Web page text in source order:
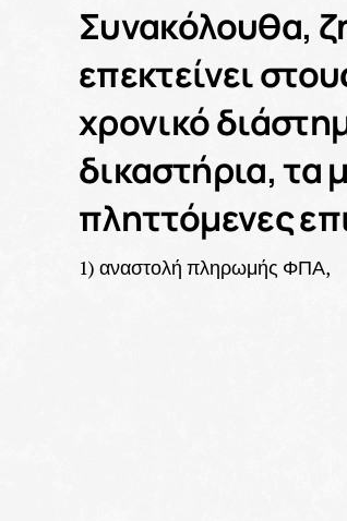
Συνακόλουθα,
επεκτείνει
χρονικό
δικαστήρια, τα
πληττόμενες
1) αναστολή πληρωμής ΦΠΑ,